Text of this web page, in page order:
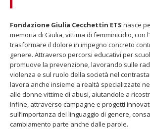
Fondazione Giulia Cecchettin ETS nasce
memoria di Giulia, vittima di femminicidio, con
trasformare il dolore in impegno concreto
genere. Attraverso percorsi educativi per
promuove la prevenzione, lavorando sulle
violenza e sul ruolo della società nel
lavora anche insieme a realtà specializzate
alle donne vittime di abusi, aiutandole a
Infine, attraverso campagne e progetti
sull’importanza del linguaggio di genere,
cambiamento parte anche dalle parole.